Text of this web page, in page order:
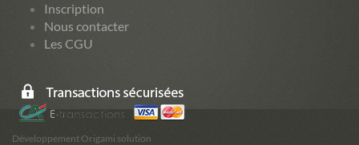
Inscription
Nous contacter
Les CGU
Développement Origami solution